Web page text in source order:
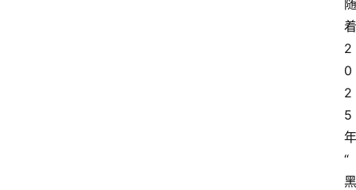
随
着
2
0
2
5
年
“
黑